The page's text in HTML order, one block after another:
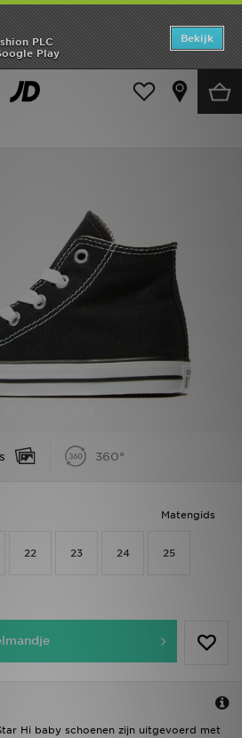
PLC
Play
Bekijk
(Maten 16-27) Alle Sneakers
360°
Matengids
22 23 24 25
Hi baby schoenen zijn uitgevoerd met